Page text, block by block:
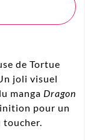
de Tortue
joli visuel
manga Dragon
pour un
toucher.